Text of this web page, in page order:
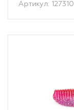
Артикул: 127310